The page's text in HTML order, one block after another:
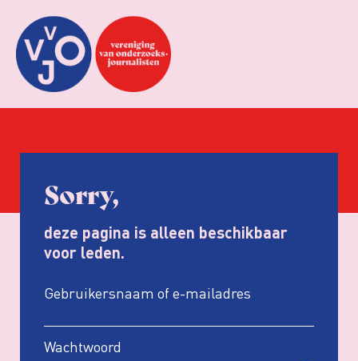
Sorry,
deze pagina is alleen beschikbaar
voor leden.
Gebruikersnaam of e-mailadres
Wachtwoord